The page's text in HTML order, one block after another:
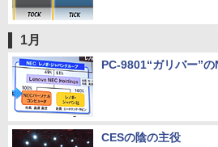
1月
PC-9801“ガリバー”
CESの陰の主役